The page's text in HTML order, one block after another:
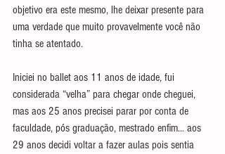
objetivo era este mesmo, lhe deixar presente para
uma verdade que muito provavelmente você não
tinha se atentado.
Iniciei no ballet aos 11 anos de idade, fui
considerada “velha” para chegar onde cheguei,
mas aos 25 anos precisei parar por conta de
faculdade, pós graduação, mestrado enfim... aos
29 anos decidi voltar a fazer aulas pois sentia